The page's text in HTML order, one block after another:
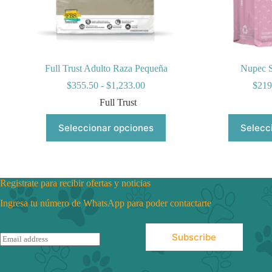
Full Trust Adulto Raza Pequeña
$355.50 - $1,233.00Rango
desde
$355.50
hasta
Full Trust
Seleccionar opciones
producto
tiene
opciones
pueden
Nupec
$
Registrate para recibir ofertas y noticias
Ingresa tu número de WhatsApp para poder contactarte
E
m
Subscribe